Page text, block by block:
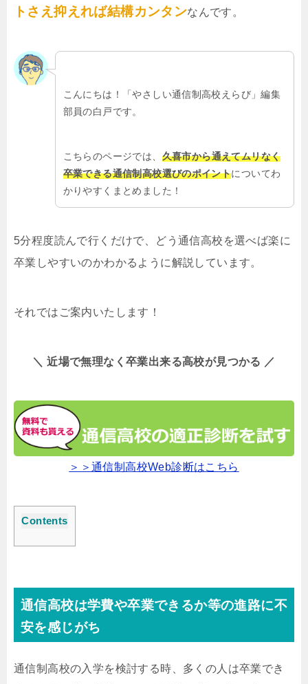
トさえ抑えれば結構カンタンなんです。
こんにちは！「やさしい通信制高校えらび」編集
部員の白戸です。
こちらのページでは、 久喜市から通えてムリなく
卒業できる通信制高校選びのポイントについてわ
かりやすくまとめました！
5分程度読んで行くだけで、どう通信高校を選べば楽に
卒業しやすいのかわかるように解説しています。
それではご案内いたします！
＼ 近場で無理なく卒業出来る高校が見つかる ／
＞＞通信制高校Web診断はこちら
Contents
通信高校は学費や卒業できるか等の進路に不
安を感じがち
通信制高校の入学を検討する時、多くの人は卒業でき